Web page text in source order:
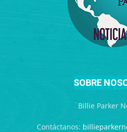
SOBRE
Billie Parker
Contáctanos: